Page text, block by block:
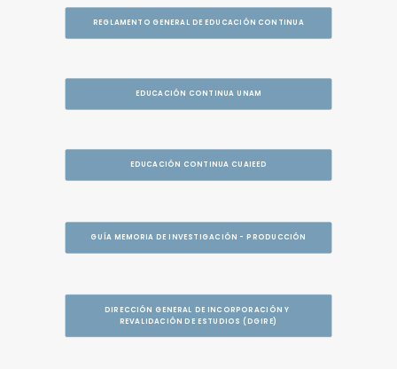
REGLAMENTO GENERAL DE EDUCACIÓN CONTINUA
EDUCACIÓN CONTINUA UNAM
EDUCACIÓN CONTINUA CUAIEED
GUÍA MEMORIA DE INVESTIGACIÓN - PRODUCCIÓN
DIRECCIÓN GENERAL DE INCORPORACIÓN Y
REVALIDACIÓN DE ESTUDIOS (DGIRE)